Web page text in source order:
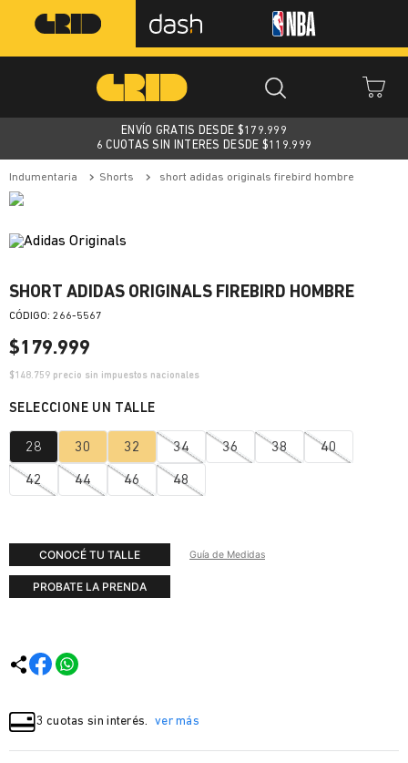
ENVÍO GRATIS DESDE $179.999
6 CUOTAS SIN INTERES DESDE $119.999
indumentaria shorts short adidas originals firebird hombre
SHORT ADIDAS ORIGINALS FIREBIRD HOMBRE
: 266-5567
$179.999
$148.759 precio sin impuestos nacionales
28 30 32 34 36 38 40
42 44 46 48
CONOCÉ TU TALLE Guía de Medidas
PROBATE LA PRENDA
3 cuotas sin interés. ver más